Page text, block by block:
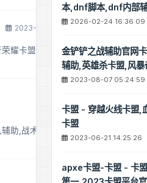
2023-11-28 23:06:37
耀卡盟,穿越火线卡盟
助,战术小队辅助
本,dnf脚本,dnf内部
2026-02-24 16:36:09
金铲铲之战辅助官网
辅助,英雄杀卡盟,风暴
2023-08-07 05:24:59
卡盟 - 穿越火线卡盟,
卡盟
2023-06-21 14:25:26
apxe卡盟-卡盟 - 卡